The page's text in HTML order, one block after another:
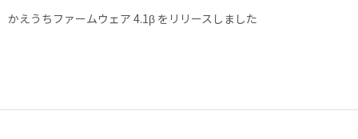
かえうちファームウェア 4.1β をリリースしました